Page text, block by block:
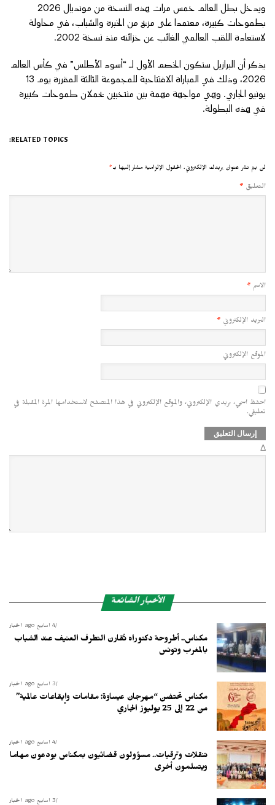
ويدخل بطل العالم خمس مرات هذه النسخة من مونديال 2026
بطموحات كبيرة، معتمدا على مزيج من الخبرة والشباب، في محاولة
لاستعادة اللقب العالمي الغائب عن خزائنه منذ نسخة 2002.
يذكر أن البرازيل ستكون الخصم الأول لـ “أسود الأطلس” في كأس العالم
2026، وذلك في المباراة الافتتاحية للمجموعة الثالثة المقررة يوم 13
يونيو الجاري. وهي مواجهة مهمة بين منتخبين يحملان طموحات كبيرة
في هذه البطولة.
RELATED TOPICS:
لن يتم نشر عنوان بريدك الإلكتروني. الحقول الإلزامية مشار إليها بـ*
التعليق *
الاسم *
البريد الإلكتروني *
الموقع الإلكتروني
احفظ اسمي، بريدي الإلكتروني، والموقع الإلكتروني في هذا المتصفح لاستخدامها المرة المقبلة في
تعليقي.
Δ
الأخبار الشائعة
أخبار 4 أسابيع ago
مكناس.. أطروحة دكتوراه تُقارن التطرف العنيف عند الشباب
بالمغرب وتونس
أخبار 3 أسابيع ago
مكناس تحتضن “مهرجان عيساوة: مقامات وإيقاعات عالمية”
من 22 إلى 25 يوليوز الجاري
أخبار 4 أسابيع ago
تنقلات وترقيات.. مسؤولون قضائيون بمكناس يودعون مهاما
ويتسلمون أخرى
أخبار 3 أسابيع ago